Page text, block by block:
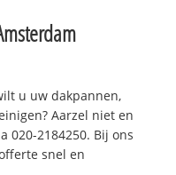
u uw dakpannen,
Aarzel niet en
020-2184250. Bij ons
snel en